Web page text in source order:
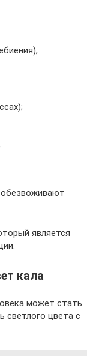
является
кала
может стать
светлого цвета с